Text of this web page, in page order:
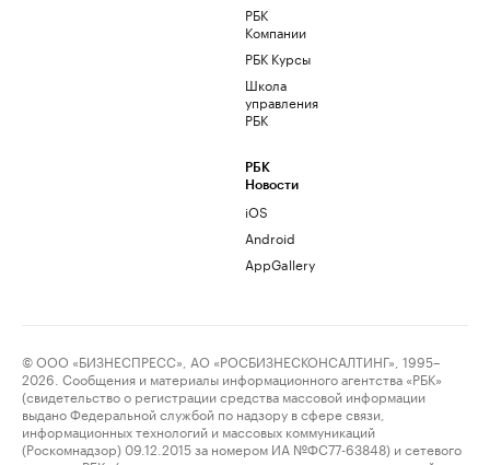
РБК
Компании
РБК Курсы
Школа
управления
РБК
РБК
Новости
iOS
Android
AppGallery
© ООО «БИЗНЕСПРЕСС», АО «РОСБИЗНЕСКОНСАЛТИНГ», 1995–
2026. Сообщения и материалы информационного агентства «РБК»
(свидетельство о регистрации средства массовой информации
выдано Федеральной службой по надзору в сфере связи,
информационных технологий и массовых коммуникаций
(Роскомнадзор) 09.12.2015 за номером ИА №ФС77-63848) и сетевого